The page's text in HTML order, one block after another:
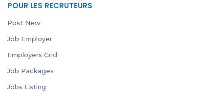
POUR LES RECRUTEURS
Post New
Job Employer
Employers Grid
Job Packages
Jobs Listing